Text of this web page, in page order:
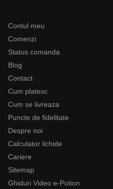
Contul meu
Comenzi
Status comanda
Blog
Contact
Cum platesc
Cum se livreaza
Puncte de fidelitate
Despre noi
Calculator lichide
Cariere
Sitemap
Ghiduri Video e-Potion